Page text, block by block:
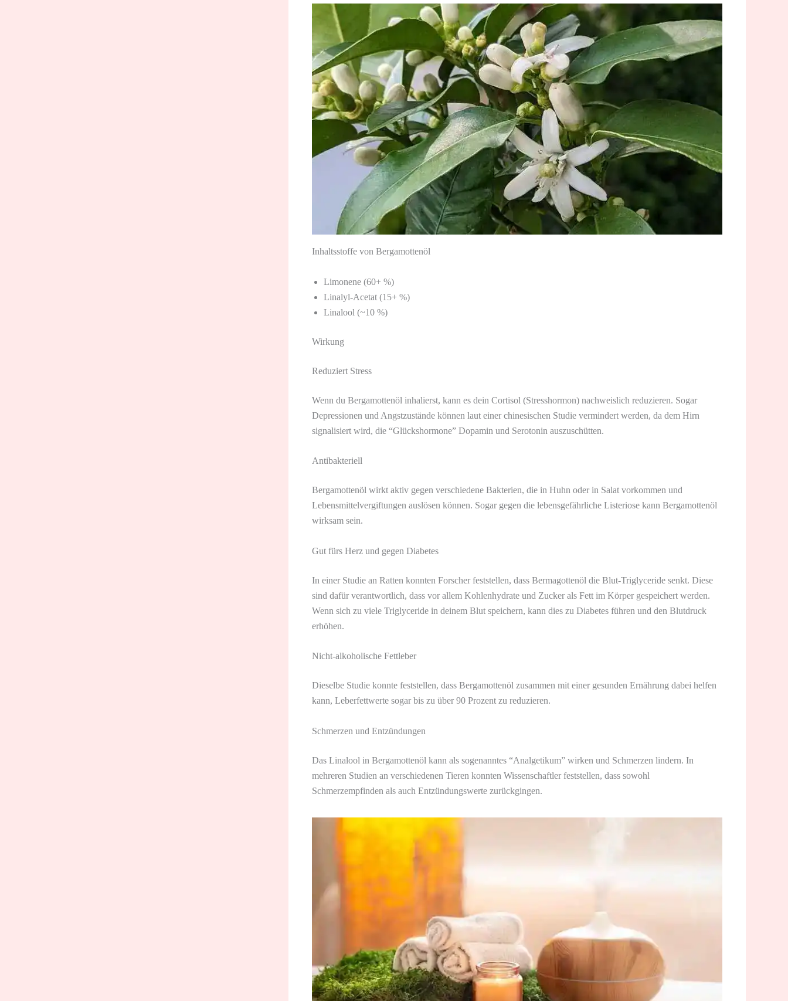
Inhaltsstoffe von Bergamottenöl
Limonene (60+ %)
Linalyl-Acetat (15+ %)
Linalool (~10 %)
Wirkung
Reduziert Stress
Wenn du Bergamottenöl inhalierst, kann es dein Cortisol (Stresshormon) nachweislich reduzieren. Sogar
Depressionen und Angstzustände können laut einer chinesischen Studie vermindert werden, da dem Hirn
signalisiert wird, die “Glückshormone” Dopamin und Serotonin auszuschütten.
Antibakteriell
Bergamottenöl wirkt aktiv gegen verschiedene Bakterien, die in Huhn oder in Salat vorkommen und
Lebensmittelvergiftungen auslösen können. Sogar gegen die lebensgefährliche Listeriose kann Bergamottenöl
wirksam sein.
Gut fürs Herz und gegen Diabetes
In einer Studie an Ratten konnten Forscher feststellen, dass Bermagottenöl die Blut-Triglyceride senkt. Diese
sind dafür verantwortlich, dass vor allem Kohlenhydrate und Zucker als Fett im Körper gespeichert werden.
Wenn sich zu viele Triglyceride in deinem Blut speichern, kann dies zu Diabetes führen und den Blutdruck
erhöhen.
Nicht-alkoholische Fettleber
Dieselbe Studie konnte feststellen, dass Bergamottenöl zusammen mit einer gesunden Ernährung dabei helfen
kann, Leberfettwerte sogar bis zu über 90 Prozent zu reduzieren.
Schmerzen und Entzündungen
Das Linalool in Bergamottenöl kann als sogenanntes “Analgetikum” wirken und Schmerzen lindern. In
mehreren Studien an verschiedenen Tieren konnten Wissenschaftler feststellen, dass sowohl
Schmerzempfinden als auch Entzündungswerte zurückgingen.